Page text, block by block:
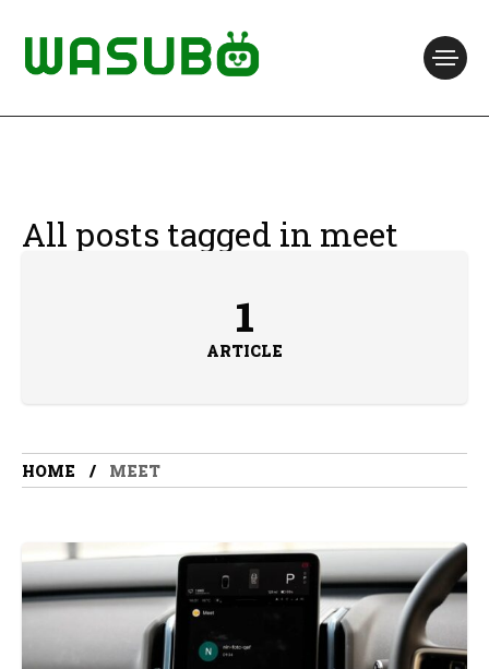
All posts tagged in meet
1
ARTICLE
HOME MEET